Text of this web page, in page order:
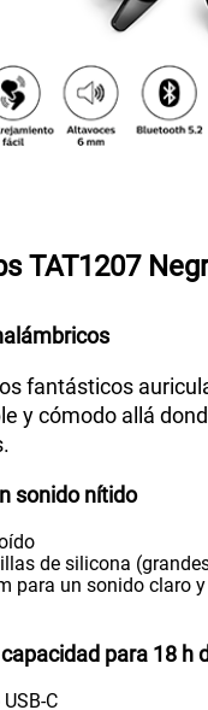
TAT1207
fantásticos
y cómodo allá
sonido nítido
de silicona
para un sonido claro
para 18 h
C